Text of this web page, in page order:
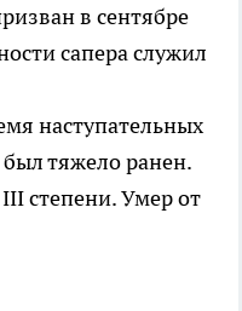
в сентябре
сапера служил
наступательных
тяжело ранен.
степени. Умер от